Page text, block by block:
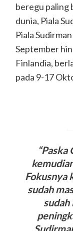
beregu paling
dunia, Piala
Piala
September
Finlandia,
pada 9-17
Fokusnya
sudah